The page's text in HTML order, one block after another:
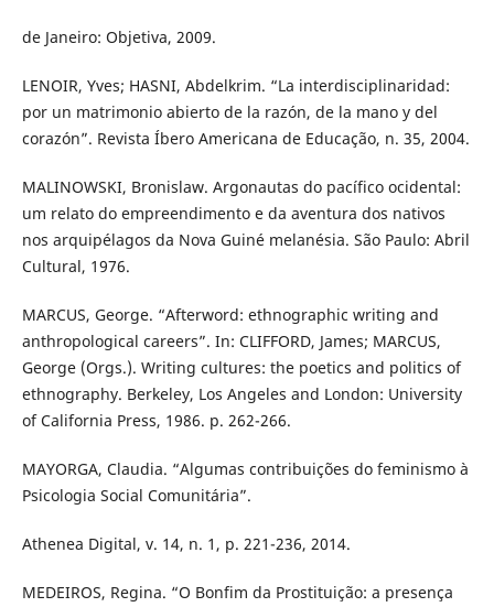
de Janeiro: Objetiva, 2009.
LENOIR, Yves; HASNI, Abdelkrim. “La interdisciplinaridad:
por un matrimonio abierto de la razón, de la mano y del
corazón”. Revista Íbero Americana de Educação, n. 35, 2004.
MALINOWSKI, Bronislaw. Argonautas do pacífico ocidental:
um relato do empreendimento e da aventura dos nativos
nos arquipélagos da Nova Guiné melanésia. São Paulo: Abril
Cultural, 1976.
MARCUS, George. “Afterword: ethnographic writing and
anthropological careers”. In: CLIFFORD, James; MARCUS,
George (Orgs.). Writing cultures: the poetics and politics of
ethnography. Berkeley, Los Angeles and London: University
of California Press, 1986. p. 262-266.
MAYORGA, Claudia. “Algumas contribuições do feminismo à
Psicologia Social Comunitária”.
Athenea Digital, v. 14, n. 1, p. 221-236, 2014.
MEDEIROS, Regina. “O Bonfim da Prostituição: a presença